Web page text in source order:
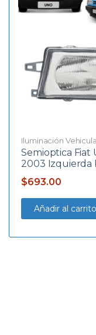
Iluminación
Semioptica Fiat
2003 Izquierda
$693.00
Añadir al carrito